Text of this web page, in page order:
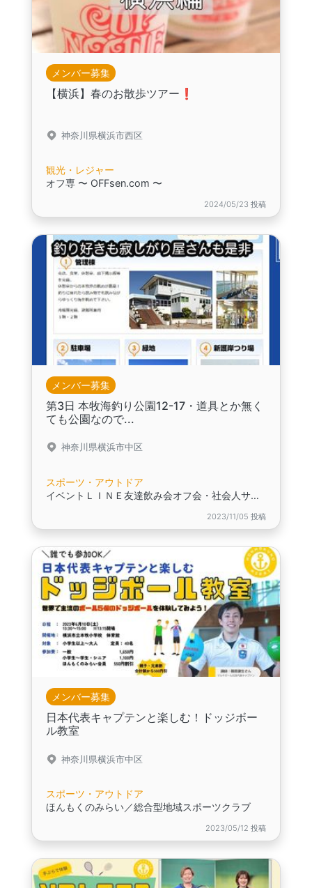
メンバー募集
【横浜】春のお散歩ツアー❗️
神奈川県横浜市西区
観光・レジャー
オフ専 〜 OFFsen.com 〜
2024/05/23 投稿
メンバー募集
第3日 本牧海釣り公園12-17・道具とか無く
ても公園なので...
神奈川県横浜市中区
スポーツ・アウトドア
イベントＬＩＮＥ友達飲み会オフ会・社会人サークル交流パーティ
2023/11/05 投稿
メンバー募集
日本代表キャプテンと楽しむ！ドッジボー
ル教室
神奈川県横浜市中区
スポーツ・アウトドア
ほんもくのみらい／総合型地域スポーツクラブ
2023/05/12 投稿